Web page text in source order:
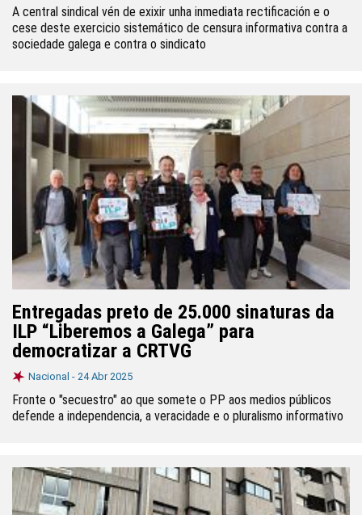
A central sindical vén de exixir unha inmediata rectificación e o
cese deste exercicio sistemático de censura informativa contra a
sociedade galega e contra o sindicato
Entregadas preto de 25.000 sinaturas da
ILP “Liberemos a Galega” para
democratizar a CRTVG
Nacional - 24 Abr 2025
Fronte o "secuestro" ao que somete o PP aos medios públicos
defende a independencia, a veracidade e o pluralismo informativo